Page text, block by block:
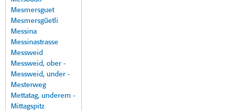
Mesmersguet
Mesmersgüetli
Messina
Messinastrasse
Messweid
Messweid, ober -
Messweid, under -
Mesterweg
Mettatag, underem -
Mittagspitz